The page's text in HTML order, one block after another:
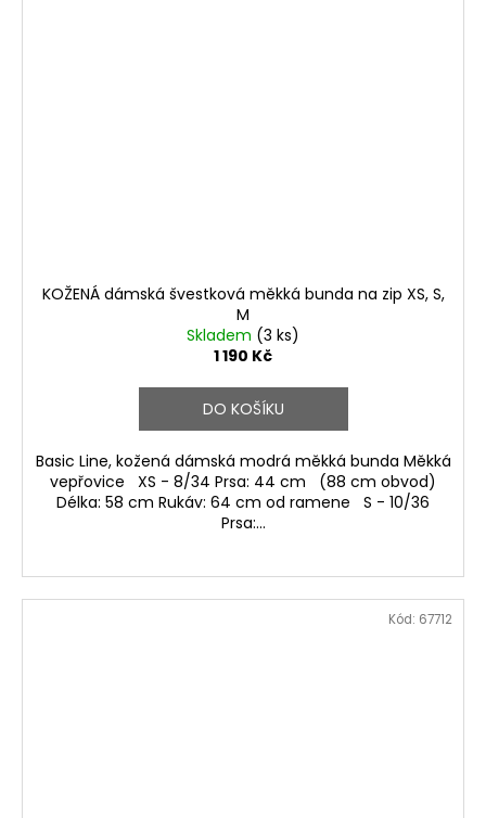
KOŽENÁ dámská švestková měkká bunda na zip XS, S,
M
Skladem (3 ks)
1 190 Kč
DO KOŠÍKU
Basic Line, kožená dámská modrá měkká bunda Měkká
vepřovice XS - 8/34 Prsa: 44 cm (88 cm obvod)
Délka: 58 cm Rukáv: 64 cm od ramene S - 10/36
Prsa:...
Kód: 67712